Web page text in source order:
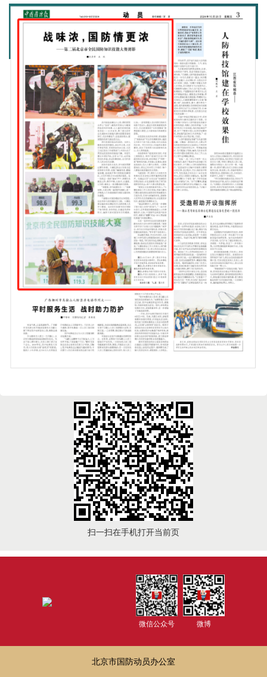
扫一扫在手机打开当前页
微信公众号 微博
北京市国防动员办公室